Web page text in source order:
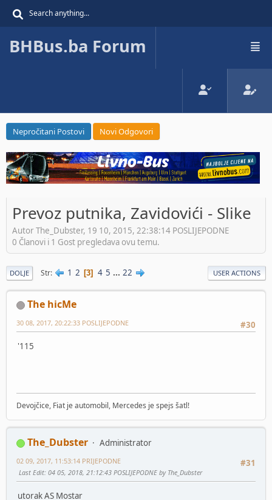
BHBus.ba Forum
Nepročitani Postovi Novi Odgovori
Prevoz putnika, Zavidovići - Slike
Autor The_Dubster, 19 10, 2015, 22:38:14 POSLIJEPODNE
0 Članovi i 1 Gost pregledava ovu temu.
DOLJE Str 1 2 3 4 5 ... 22 USER ACTIONS
The hicMe
#30
30 08, 2017, 20:22:33 POSLIJEPODNE
'115
Devojčice, Fiat je automobil, Mercedes je spejs šatl!
The_Dubster
Administrator
#31
02 09, 2017, 11:53:14 PRIJEPODNE
Last Edit: 04 05, 2018, 21:12:43 POSLIJEPODNE by The_Dubster
utorak AS Mostar